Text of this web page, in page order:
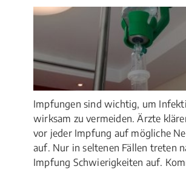
Impfungen sind wichtig, um
wirksam zu vermeiden. Ärzte
vor jeder Impfung auf mögliche
auf. Nur in seltenen Fällen treten
Impfung Schwierigkeiten auf.